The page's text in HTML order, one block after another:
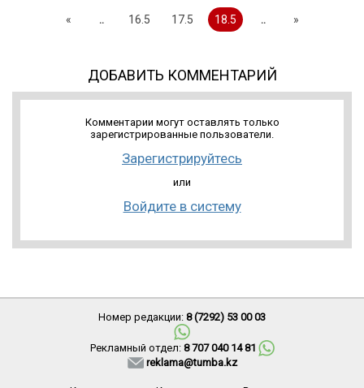
« .. 16.5 17.5 18.5 .. »
ДОБАВИТЬ КОММЕНТАРИЙ
Комментарии могут оставлять только
зарегистрированные пользователи.
Зарегистрируйтесь
или
Войдите в систему
Номер редакции: 8 (7292) 53 00 03
Рекламный отдел: 8 707 040 14 81
reklama@tumba.kz